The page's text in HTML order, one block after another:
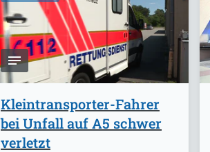
Kleintransporter-Fahrer
bei Unfall auf A5 schwer
verletzt